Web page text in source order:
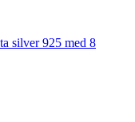
silver 925 med 8